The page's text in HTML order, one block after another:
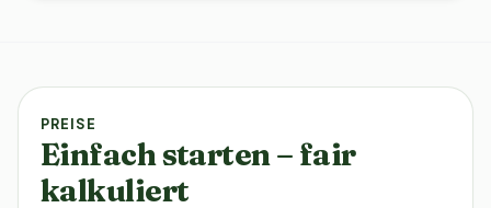
PREISE
Einfach starten – fair
kalkuliert